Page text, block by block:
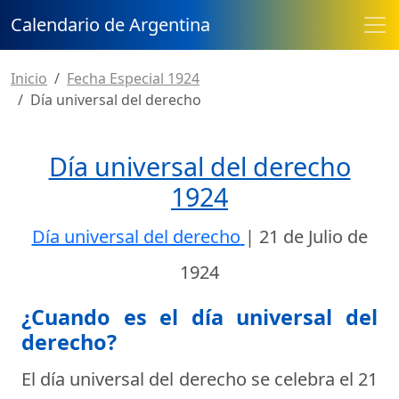
Calendario de Argentina
Inicio
Fecha Especial 1924
Día universal del derecho
Día universal del derecho
1924
Día universal del derecho | 21 de Julio de
1924
¿Cuando es el día universal del
derecho?
El día universal del derecho se celebra el 21